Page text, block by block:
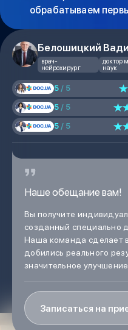
обрабатываем
Белошицкий
врач-
нейрохирург
доктор
наук
5/ 5
5/ 5
5/ 5
Наше обещание вам!
Вы получите
созданный специально
Наша команда сделает
добились реального
значительное
Записаться на